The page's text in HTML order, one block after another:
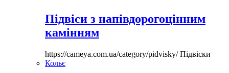
Підвіси з напівдорогоцінним
камінням
https://cameya.com.ua/category/pidvisky/Підвіски
Кольє